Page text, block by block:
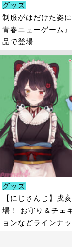
グッズ
制服がはだけた姿
青春ニューゲーム
品で登場
グッズ
【にじさんじ】戌
場！ お守り＆チェ
ョンなどラインナ